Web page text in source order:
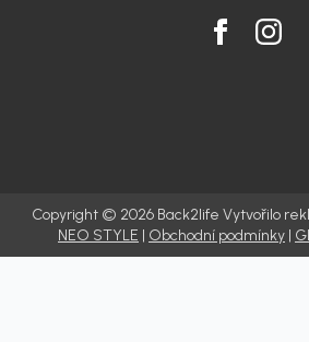
Copyright © 2026 Back2life Vytvořilo
NEO STYLE | Obchodní podmínky |